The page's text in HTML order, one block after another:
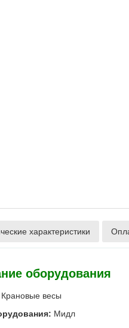
характеристики
оборудования
Крановые весы
Мидл